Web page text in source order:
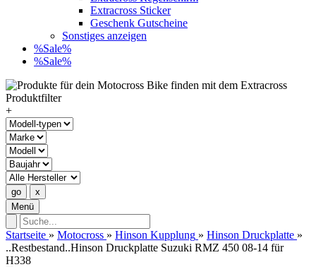
Extracross Sticker
Geschenk Gutscheine
Sonstiges anzeigen
%Sale%
%Sale%
+
Menü
Startseite » Motocross » Hinson Kupplung » Hinson Druckplatte »
..Restbestand..Hinson Druckplatte Suzuki RMZ 450 08-14 für
H338